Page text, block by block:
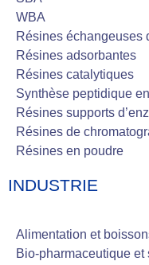
WBA
Résines échangeuses
Résines adsorbantes
Résines catalytiques
Synthèse peptidique
Résines supports
Résines de
Résines en poudre
INDUSTRIE
Alimentation et
Bio-pharmaceutique